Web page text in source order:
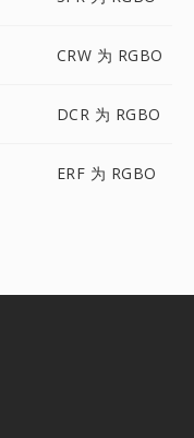
CRW 为 RGBO
DCR 为 RGBO
ERF 为 RGBO